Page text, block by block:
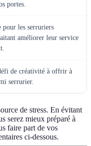
portes.
pour les serruriers
améliorer leur service
de créativité à offrir à
serrurier.
de stress. En évitant
serez mieux préparé à
faire part de vos
ci-dessous.